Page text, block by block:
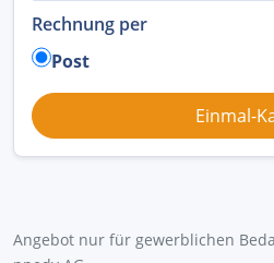
Rechnung per
Post
Angebot nur für gewerblichen